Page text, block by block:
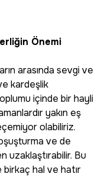
Önemi
arasında sevgi ve
kardeşlik
içinde bir hayli
yakın eş
olabiliriz.
ve de
uzaklaştırabilir. Bu
hal ve hatır